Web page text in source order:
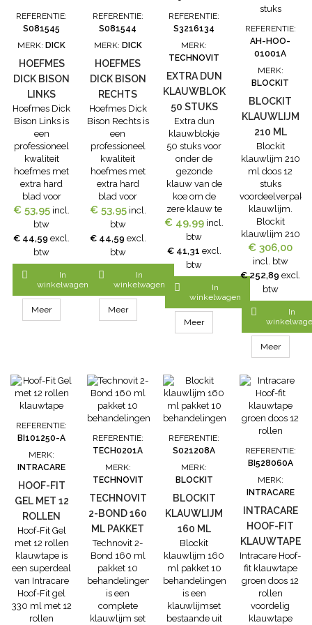
klauwblokje
van hout.
Eigenschappen-
hoogwaardige
gemaakt van
polyurethaan-
loopt fijner
voor de...
REFERENTIE:
S081545
MERK: DICK
HOEFMES
DICK BISON
LINKS
Hoefmes Dick
Bison Links is
een
professioneel
kwaliteit
hoefmes met
extra hard
blad voor
harde
klauwen en
hoeven. Het
hoefmes Dick
linkshandige
klauwbekappers.Eigenschappen
hoefmes Dick
Bison:- extra
€ 53,95 incl.
btw
€ 44,59 excl.
btw

In
winkelwagen
Meer
REFERENTIE:
S081544
MERK: DICK
HOEFMES
DICK BISON
RECHTS
Hoefmes Dick
Bison Rechts is
een
professioneel
kwaliteit
hoefmes met
extra hard
blad voor
harde
klauwen en
hoeven. Het
hoefmes Dick
rechtshandige
klauwbekappers.Eigenschappen
hoefmes Dick
Bison:- extra
€ 53,95 incl.
btw
€ 44,59 excl.
btw

In
winkelwagen
Meer
REFERENTIE:
S3216134
MERK:
TECHNOVIT
EXTRA DUN
KLAUWBLOKJE
50 STUKS
Extra dun
klauwblokje
50 stuks voor
onder de
gezonde
klauw van de
koe om de
zere klauw te
ontlasten. Dit
extra dunne
klauwblokje is
50% dunner
standaard
houten
klauwblokjes.
Deze klosjes
zijn verpakt
€ 49,99 incl.
btw
€ 41,31 excl.
btw

In
winkelwagen
Meer
REFERENTIE:
AH-HOO-
01001A
MERK:
BLOCKIT
BLOCKIT
KLAUWLIJM
210 ML
DOOS 12
STUKS
Blockit
klauwlijm 210
ml doos 12
stuks
klauwlijm.
Blockit
klauwlijm 210
ml is een snel
hardende en
sterke
polyurethaan
klauwlijm voor
het lijmen van
klauwblokjes.
Blockit
klauwlijm
Glue is
makkelijk te
verwerken.
Blockit
klauwlijm
wordt gebruikt
voor het
plakken van
klosjes hout
klauwen /
hoeven van
koeien.-
Uithardingstijd
na...
€ 306,00
incl. btw
€ 252,89 excl.
btw

In
Meer
REFERENTIE:
BI101250-A
MERK:
INTRACARE
HOOF-FIT
GEL MET 12
ROLLEN
KLAUWTAPE
Hoof-Fit Gel
met 12 rollen
klauwtape is
een superdeal
van Intracare
Hoof-Fit gel
330 ml met 12
rollen
REFERENTIE:
TECH0201A
MERK:
TECHNOVIT
TECHNOVIT
2-BOND 160
ML PAKKET
10
BEHANDELINGEN
Technovit 2-
Bond 160 ml
pakket 10
behandelingen
is een
complete
klauwlijm set
REFERENTIE:
S021208A
MERK:
BLOCKIT
BLOCKIT
KLAUWLIJM
160 ML
PAKKET 10
BEHANDELINGEN
Blockit
klauwlijm 160
ml pakket 10
behandelingen
is een
klauwlijmset
bestaande uit
REFERENTIE:
BI528060A
MERK:
INTRACARE
INTRACARE
HOOF-FIT
KLAUWTAPE
GROEN
DOOS 12
ROLLEN
Intracare Hoof-
fit klauwtape
groen doos 12
rollen
voordelig
klauwtape